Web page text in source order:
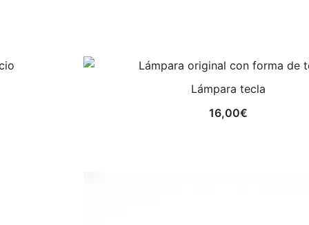
Lámpara tecla
16,00€